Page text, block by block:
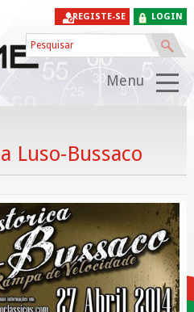
LOGIN
REGISTE-SE
Menu
Luso-Bussaco